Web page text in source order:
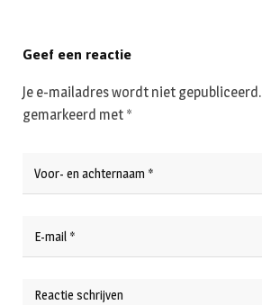
Geef een reactie
Je e-mailadres wordt niet gepubliceerd.
gemarkeerd met *